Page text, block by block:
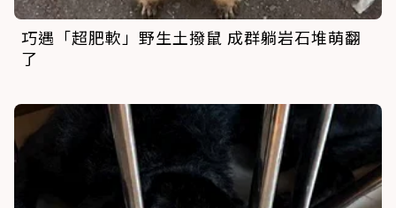
巧遇「超肥軟」野生土撥鼠 成群躺岩石堆萌翻
了